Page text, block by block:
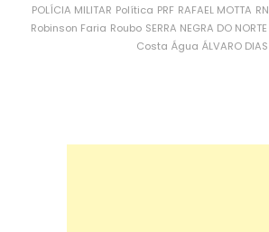
POLÍCIA MILITAR Política PRF RAFAEL MOTTA RN
Robinson Faria Roubo SERRA NEGRA DO NORTE
Costa Água ÁLVARO DIAS